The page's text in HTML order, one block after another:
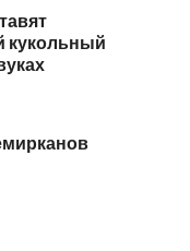
кукольный